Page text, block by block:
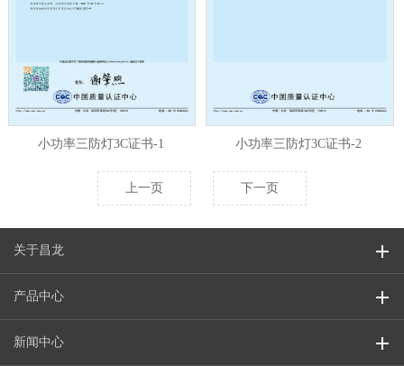
小功率三防灯3C证书-1 小功率三防灯3C证书-2
上一页 下一页
关于昌龙
产品中心
新闻中心